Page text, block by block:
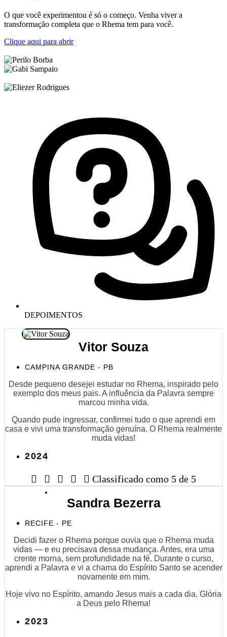
O que você experimentou é só o começo. Venha viver a
transformação completa que o Rhema tem para você.
Clique aqui para abrir
DEPOIMENTOS
Vitor Souza
CAMPINA GRANDE - PB
Desde pequeno desejei estudar no Rhema, inspirado pelo
exemplo dos meus pais. A influência da Palavra sempre
marcou minha vida.
Quando pude ingressar, confirmei tudo o que aprendi em
casa e vivi uma transformação genuína. O Rhema realmente
muda vidas!
2024
     Classificado como 5 de 5
Sandra Bezerra
RECIFE - PE
Decidi fazer o Rhema porque ouvia que o Rhema muda
vidas — e eu precisava dessa mudança. Antes, era uma
crente morna, sem profundidade na fé. Durante o curso,
aprendi a Palavra e vi a chama do Espírito Santo se acender
novamente em mim.
Hoje vivo no Espírito, amando Jesus mais a cada dia. Glória
a Deus pelo Rhema!
2023